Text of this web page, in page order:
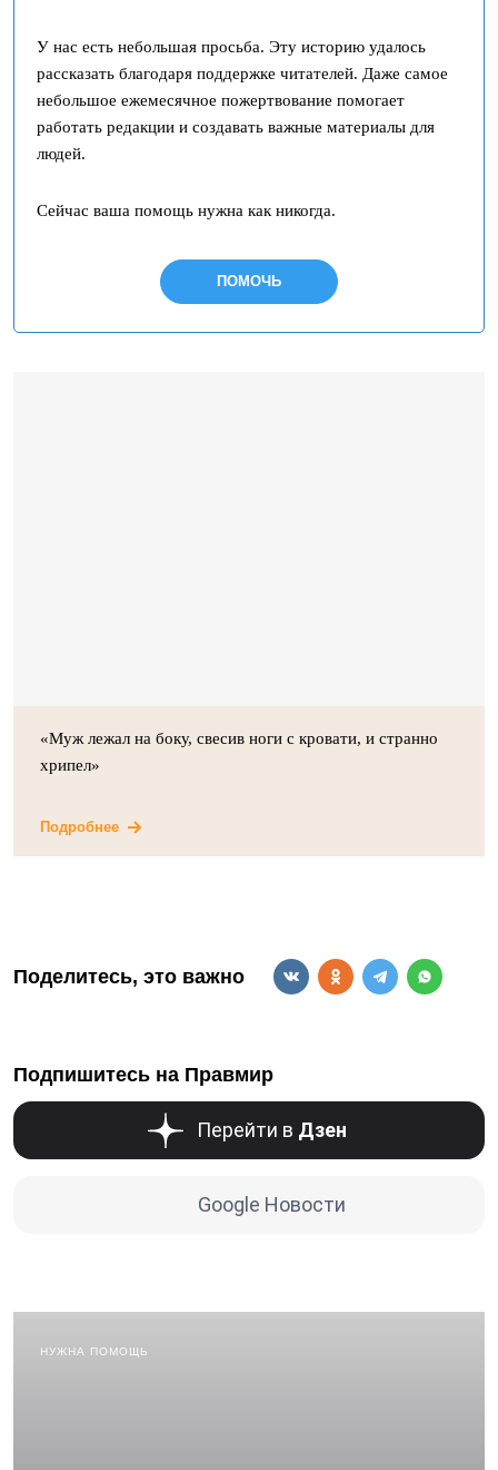
У нас есть небольшая просьба. Эту историю удалось
рассказать благодаря поддержке читателей. Даже самое
небольшое ежемесячное пожертвование помогает
работать редакции и создавать важные материалы для
людей.
Сейчас ваша помощь нужна как никогда.
ПОМОЧЬ
«Муж лежал на боку, свесив ноги с кровати, и странно
хрипел»
Подробнее
Поделитесь, это важно
Подпишитесь на Правмир
Перейти в Дзен
Google Новости
НУЖНА ПОМОЩЬ